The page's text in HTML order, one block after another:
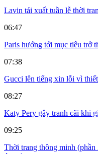
Lavin tái xuất tuần lễ thời
06:47
Paris hướng tới mục tiêu trở
07:38
Gucci lên tiếng xin lỗi vì
08:27
Katy Pery gây tranh cãi khi
09:25
Thời trang thông minh (phần